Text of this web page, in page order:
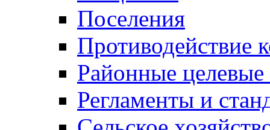
Поселения
Противодействие
Районные
Регламенты и